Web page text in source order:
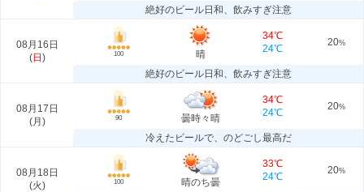
絶好のビール日和、飲みすぎ注意
08月16日
(日 ) 100 晴
34℃
24℃
20%
絶好のビール日和、飲みすぎ注意
08月17日
(月 ) 90 曇時々晴
34℃
24℃
20%
冷えたビールで、のどごし最高だ
08月18日
(火) 100 晴のち曇
33℃
24℃
20%